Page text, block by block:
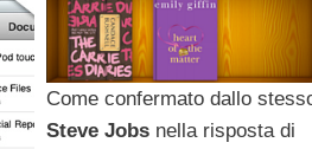
Come confermato dallo
Steve Jobsnella risposta di